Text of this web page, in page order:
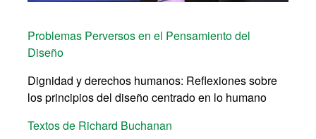
Problemas Perversos en el Pensamiento del
Diseño
Dignidad y derechos humanos: Reflexiones sobre
los principios del diseño centrado en lo humano
Textos de Richard Buchanan